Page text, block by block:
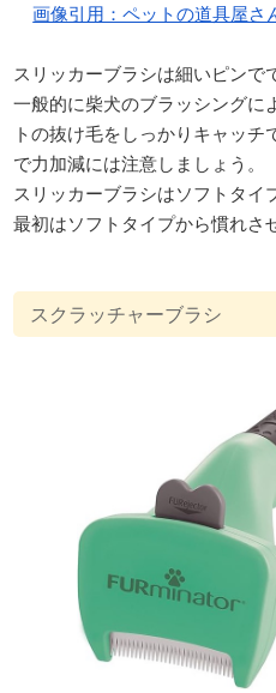
画像引用：ペットの道具屋さ
スリッカーブラシは細いピンで
一般的に柴犬のブラッシングに
トの抜け毛をしっかりキャッ
で力加減には注意しましょう。
スリッカーブラシはソフトタイ
最初はソフトタイプから慣れさ
スクラッチャーブラシ